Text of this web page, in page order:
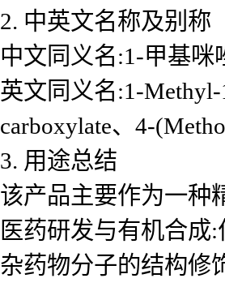
2. 中英文名称及别称
中文同义名:1-甲基
英文同义名:1-Methyl-
carboxylate、4-
3. 用途总结
该产品主要作为一种
医药研发与有机合成
杂药物分子的结构修